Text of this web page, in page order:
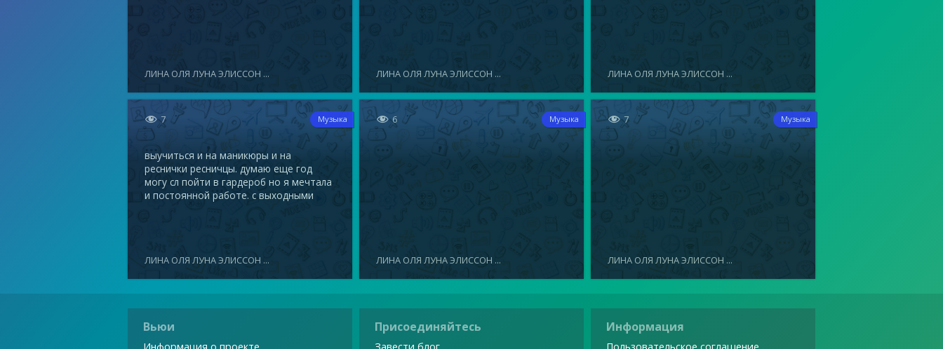
ЛИНА ОЛЯ ЛУНА ЭЛИССОН ... ЛИНА ОЛЯ ЛУНА ЭЛИССОН ... ЛИНА ОЛЯ ЛУНА ЭЛИССОН ...
 7 Музыка
выучиться и на маникюры и на
реснички ресничцы. думаю еще год
могу сл пойти в гардероб но я мечтала
и постоянной работе. с выходными
ЛИНА ОЛЯ ЛУНА ЭЛИССОН ...
 6 Музыка
ЛИНА ОЛЯ ЛУНА ЭЛИССОН ...
 7 Музыка
ЛИНА ОЛЯ ЛУНА ЭЛИССОН ...
Вьюи Присоединяйтесь Информация